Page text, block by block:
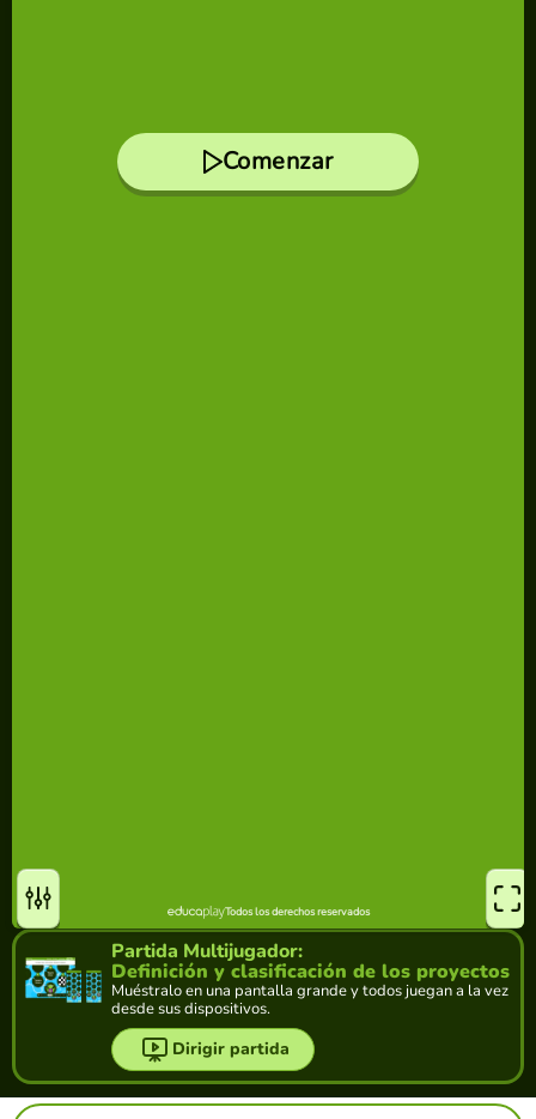
Partida Multijugador:
Definición y clasificación de los proyectos
Muéstralo en una pantalla grande y todos juegan a la vez
desde sus dispositivos.
Dirigir partida